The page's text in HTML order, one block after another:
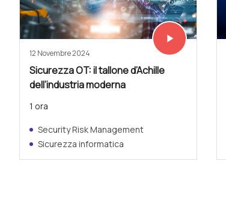
Vedi subito
play_arrow
12 Novembre 2024
Sicurezza OT: il tallone d’Achille
dell’industria moderna
1 ora
Security Risk Management
Sicurezza informatica